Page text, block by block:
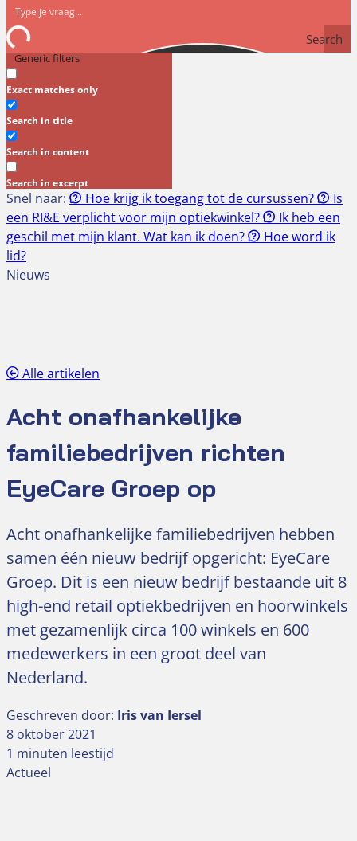
Search
Generic filters
Exact matches only
Search in title
Search in content
Search in excerpt
Snel naar: Hoe krijg ik toegang tot de cursussen?
Is
een RI&E verplicht voor mijn optiekwinkel?
Ik heb een
geschil met mijn klant. Wat kan ik doen?
Hoe word ik
lid?
Nieuws
Alle artikelen
Acht onafhankelijke
familiebedrijven richten
EyeCare Groep op
Acht onafhankelijke familiebedrijven hebben
samen één nieuw bedrijf opgericht: EyeCare
Groep. Dit is een nieuw bedrijf bestaande uit 8
high-end retail optiekbedrijven en hoorwinkels
met gezamenlijk circa 100 winkels en 600
medewerkers in een groot deel van
Nederland.
Geschreven door: Iris van Iersel
8 oktober 2021
1 minuten leestijd
Actueel